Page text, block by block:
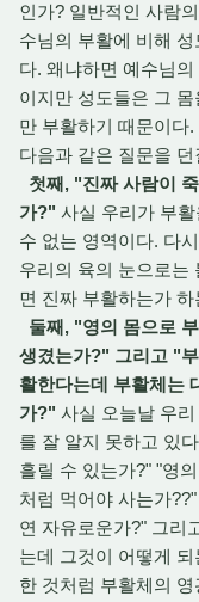
인가? 일반적인 사람
수님의 부활에 비해
다. 왜냐하면 예수님
이지만 성도들은 그
만 부활하기 때문이다
다음과 같은 질문을 던
첫째, "진짜 사람이
가?" 사실 우리가 부
수 없는 영역이다. 다
우리의 육의 눈으로는
면 진짜 부활하는가
둘째, "영의 몸으로
생겼는가?" 그리고 "
활한다는데 부활체는
가?" 사실 오늘날 우
를 잘 알지 못하고 있
흘릴 수 있는가?" "영
처럼 먹어야 사는가
연 자유로운가?" 그리
는데 그것이 어떻게
한 것처럼 부활체의